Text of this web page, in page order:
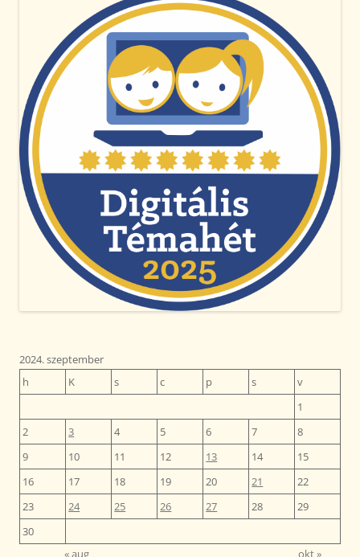
2024. szeptember
h
K s c p s
v
1
2
3 4 5 6 7
8
9
10 11 12 13 14
15
16
17 18 19 20 21
22
23
24 25 26 27 28
29
30
« aug
okt »